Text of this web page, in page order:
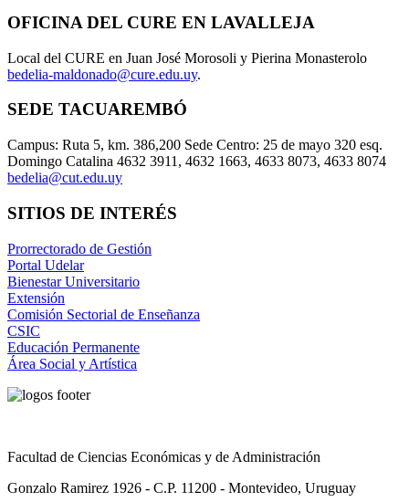
OFICINA DEL CURE EN LAVALLEJA
Local del CURE en Juan José Morosoli y Pierina Monasterolo
bedelia-maldonado@cure.edu.uy.
SEDE TACUAREMBÓ
Campus: Ruta 5, km. 386,200 Sede Centro: 25 de mayo 320 esq.
Domingo Catalina 4632 3911, 4632 1663, 4633 8073, 4633 8074
bedelia@cut.edu.uy
SITIOS DE INTERÉS
Prorrectorado de Gestión
Portal Udelar
Bienestar Universitario
Extensión
Comisión Sectorial de Enseñanza
CSIC
Educación Permanente
Área Social y Artística
Facultad de Ciencias Económicas y de Administración
Gonzalo Ramirez 1926 - C.P. 11200 - Montevideo, Uruguay